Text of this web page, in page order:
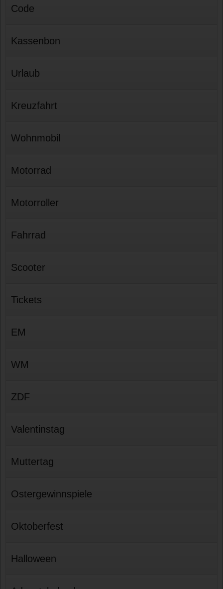
Code
Kassenbon
Urlaub
Kreuzfahrt
Wohnmobil
Motorrad
Motorroller
Fahrrad
Scooter
Tickets
EM
WM
ZDF
Valentinstag
Muttertag
Ostergewinnspiele
Oktoberfest
Halloween